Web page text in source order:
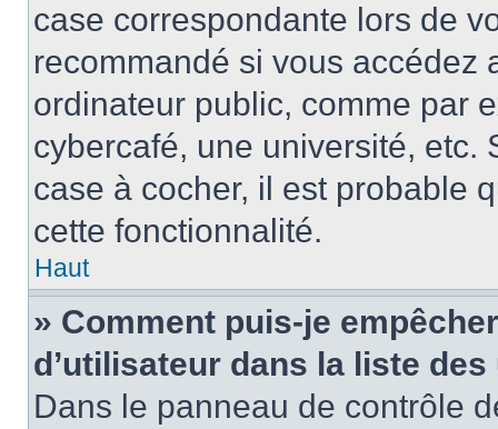
case correspondante lors de
recommandé si vous accédez
ordinateur public, comme par
cybercafé, une université, etc.
case à cocher, il est probable
cette fonctionnalité.
Haut
» Comment puis-je
d’utilisateur dans la liste
Dans le panneau de contrôle